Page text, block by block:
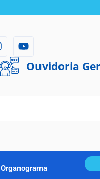
Ouvidoria
Organograma